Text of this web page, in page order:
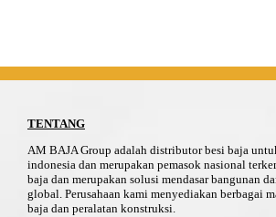
TENTANG
AM BAJA Group adalah distributor besi baja
indonesia dan merupakan pemasok nasional
baja dan merupakan solusi mendasar bangunan
global. Perusahaan kami menyediakan berbagai
baja dan peralatan konstruksi.